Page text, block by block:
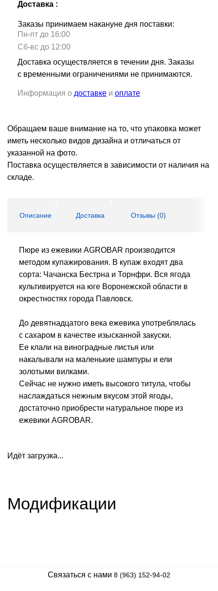
Доставка :
Заказы принимаем накануне дня поставки:
Пн-пт до 16:00
Сб-вс до 12:00
Доставка осуществляется в течении дня. Заказы
с временными ограничениями не принимаются.
Информация о доставке и оплате
Обращаем ваше внимание на то, что упаковка может
иметь несколько видов дизайна и отличаться от
указанной на фото.
Поставка осуществляется в зависимости от наличия на
складе.
Описание Доставка Отзывы (0)
Пюре из ежевики AGROBAR производится
методом купажирования. В купаж входят два
сорта: Чачанска Бестрна и Торнфри. Вся ягода
культивируется на юге Воронежской области в
окрестностях города Павловск.
До девятнадцатого века ежевика употреблялась
с сахаром в качестве изысканной закуски.
Ее клали на виноградные листья или
накалывали на маленькие шампуры и ели
золотыми вилками.
Сейчас не нужно иметь высокого титула, чтобы
наслаждаться нежным вкусом этой ягоды,
достаточно приобрести натуральное пюре из
ежевики AGROBAR.
Идёт загрузка...
Модификации
Связаться с нами 8 (963) 152-94-02